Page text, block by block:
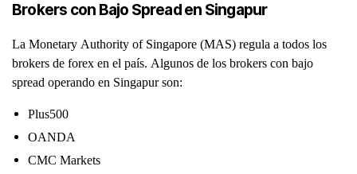
Brokers con Bajo Spread en Singapur
La Monetary Authority of Singapore (MAS) regula a todos los
brokers de forex en el país. Algunos de los brokers con bajo
spread operando en Singapur son:
Plus500
OANDA
CMC Markets